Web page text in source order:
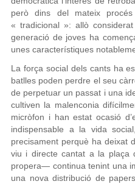
però dins del mateix
« tradicional »: allò
generació de joves ha
unes característiques
La força social dels cants ha
batlles poden perdre el seu
de perpetuar un passat i una
cultiven la malenconia
micròfon i han estat ocasió
indispensable a la vida
precisament perquè ha deixat
viu i directe cantat a la plaça
propera— continua tenint una
una nova distribució de